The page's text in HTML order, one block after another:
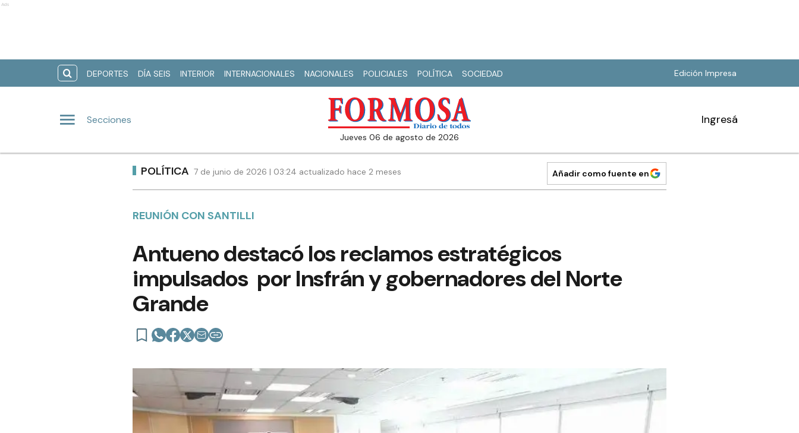
Ads
DEPORTES DÍA SEIS INTERIOR INTERNACIONALES NACIONALES POLICIALES POLÍTICA SOCIEDAD Edición Impresa
Secciones
jueves 06 de agosto de 2026
Ingresá
POLÍTICA 7 de junio de 2026 | 03:24 actualizado hace 2 meses Añadir como fuente en
REUNIÓN CON SANTILLI
Antueno destacó los reclamos estratégicos
impulsados por Insfrán y gobernadores del Norte
Grande